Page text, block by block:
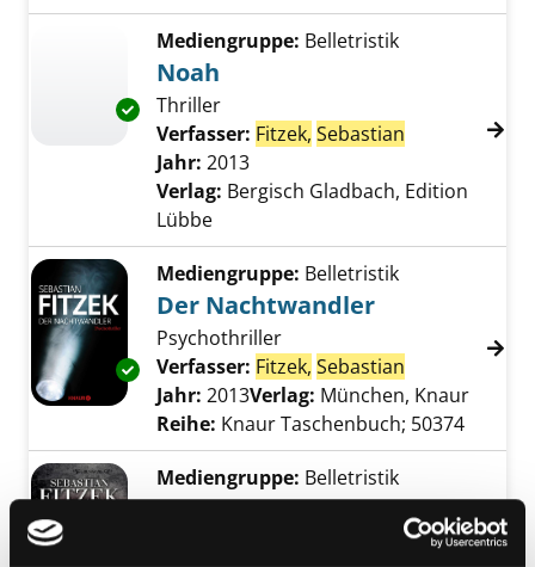
Exemplar-Details von Noah anzeigen
Mediengruppe: Belletristik
Noah
Thriller
Verfasser: Fitzek, Sebastian Suche nach
Jahr: 2013
Verlag: Bergisch Gladbach, Edition
Lübbe
Exemplar-Details von Der Nachtwandler
Mediengruppe: Belletristik
Der Nachtwandler
Psychothriller
Verfasser: Fitzek, Sebastian
Jahr: 2013Verlag: München, Knaur
Reihe: Knaur Taschenbuch; 50374
Mediengruppe: Belletristik
Der Augenjäger